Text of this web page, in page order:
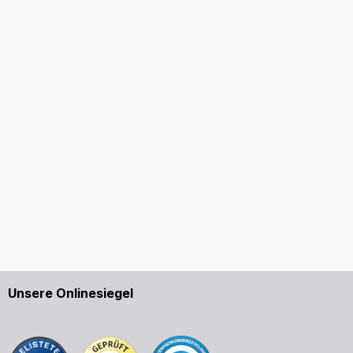
Unsere Onlinesiegel